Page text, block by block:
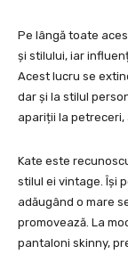
Pe lângă toate
și stilului, iar
Acest lucru se
dar și la stilul
apariții la petreceri,
Kate este
stilul ei vintage. Își
adăugând o mare
promovează. La
pantaloni skinny,